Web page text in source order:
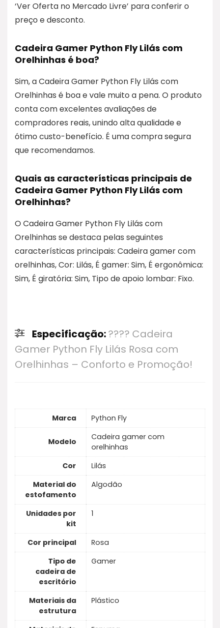
‘Ver Oferta no Mercado Livre’ para conferir o
preço e desconto.
Cadeira Gamer Python Fly Lilás com
Orelhinhas é boa?
Sim, a Cadeira Gamer Python Fly Lilás com
Orelhinhas é boa e vale muito a pena. O produto
conta com excelentes avaliações de
compradores reais, unindo alta qualidade e
ótimo custo-benefício. É uma compra segura
que recomendamos.
Quais as características principais de
Cadeira Gamer Python Fly Lilás com
Orelhinhas?
O Cadeira Gamer Python Fly Lilás com
Orelhinhas se destaca pelas seguintes
características principais: Cadeira gamer com
orelhinhas, Cor: Lilás, É gamer: Sim, É ergonômica:
Sim, É giratória: Sim, Tipo de apoio lombar: Fixo.
Especificação:???? Cadeira
Gamer Python Fly Lilás Rosa com
Orelhinhas – Conforto e Promoção!
Marca Python Fly
Modelo
Cadeira gamer com
orelhinhas
Cor
Lilás
Material do
estofamento
Algodão
Unidades por
kit
1
Cor principal
Rosa
Tipo de
cadeira de
escritório
Gamer
Materiais da
estrutura
Plástico